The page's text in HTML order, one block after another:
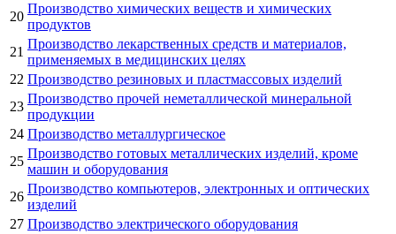
20
Производство химических веществ и химических
продуктов
21
Производство лекарственных средств и материалов,
применяемых в медицинских целях
22 Производство резиновых и пластмассовых изделий
23
Производство прочей неметаллической минеральной
продукции
24 Производство металлургическое
25
Производство готовых металлических изделий, кроме
машин и оборудования
26
Производство компьютеров, электронных и оптических
изделий
27 Производство электрического оборудования